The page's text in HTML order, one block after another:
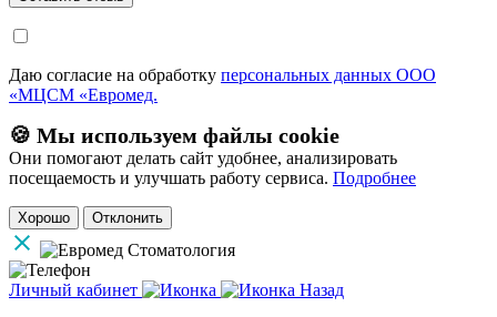
Даю согласие на обработку персональных данных ООО
«МЦСМ «Евромед.
🍪 Мы используем файлы cookie
Они помогают делать сайт удобнее, анализировать
посещаемость и улучшать работу сервиса. Подробнее
Хорошо Отклонить
Личный кабинет
Назад